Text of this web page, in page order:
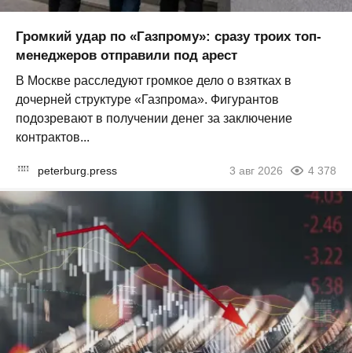
Громкий удар по «Газпрому»: сразу троих топ-
менеджеров отправили под арест
В Москве расследуют громкое дело о взятках в
дочерней структуре «Газпрома». Фигурантов
подозревают в получении денег за заключение
контрактов...
peterburg.press 3 авг 2026 4 378